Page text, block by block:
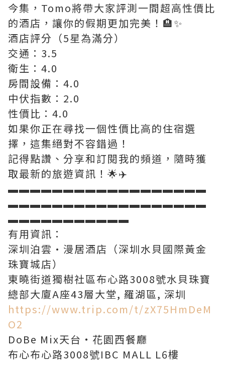
今集，Tomo將帶大家評測一間超高性價比
的酒店，讓你的假期更加完美！🏨✨
酒店評分（5星為滿分）
交通：3.5
衛生：4.0
房間設備：4.0
中伏指數：2.0
性價比：4.0
如果你正在尋找一個性價比高的住宿選
擇，這集絕對不容錯過！
記得點讚、分享和訂閱我的頻道，隨時獲
取最新的旅遊資訊！🌟✈️
▬▬▬▬▬▬▬▬▬▬▬▬▬▬▬▬▬▬
▬▬▬▬▬▬▬▬▬▬▬▬▬▬▬▬▬▬
▬▬▬▬▬▬▬▬▬▬▬
有用資訊：
深圳泊雲·漫居酒店（深圳水貝國際黃金
珠寶城店）
東曉街道獨樹社區布心路3008號水貝珠寶
https://www.trip.com/t/zX75HmDeM
O2
DoBe Mix天台・花園西餐廳
布心布心路3008號IBC MALL L6樓